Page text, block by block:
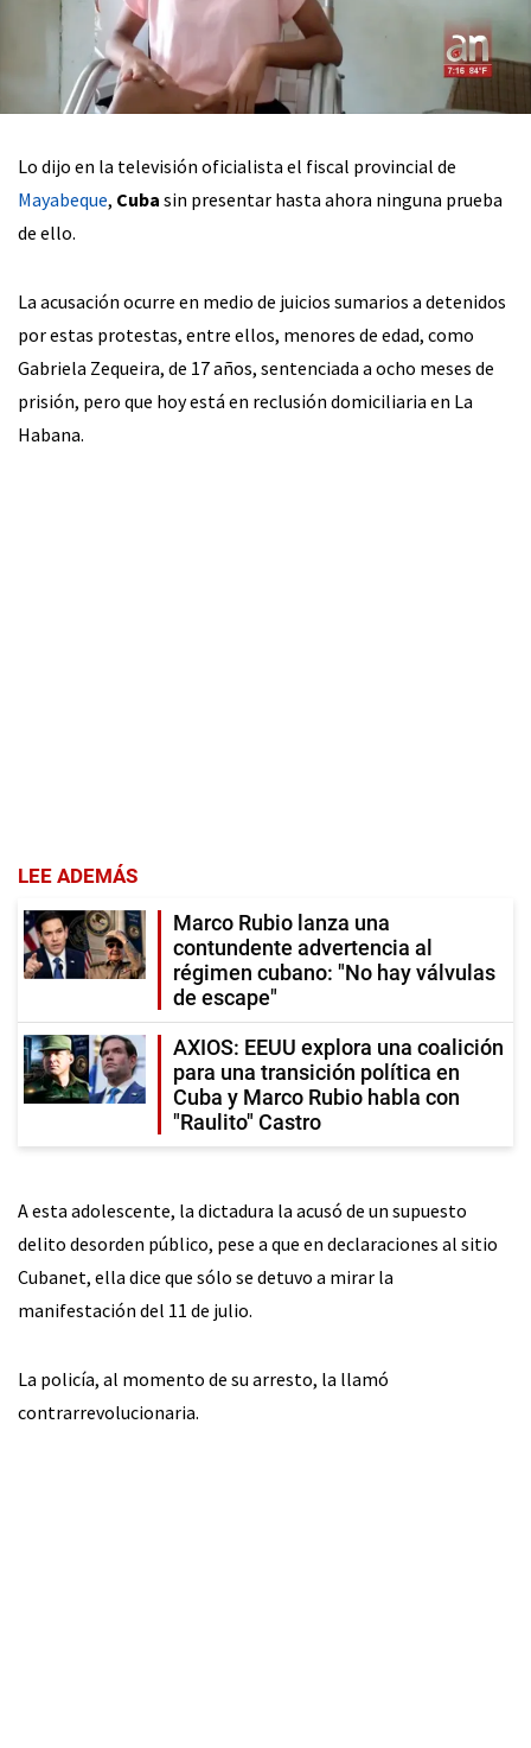
Lo dijo en la televisión oficialista el fiscal provincial de
Mayabeque, Cuba sin presentar hasta ahora ninguna prueba
de ello.
La acusación ocurre en medio de juicios sumarios a detenidos
por estas protestas, entre ellos, menores de edad, como
Gabriela Zequeira, de 17 años, sentenciada a ocho meses de
prisión, pero que hoy está en reclusión domiciliaria en La
Habana.
LEE ADEMÁS
Marco Rubio lanza una
contundente advertencia al
régimen cubano: "No hay válvulas
de escape"
AXIOS: EEUU explora una coalición
para una transición política en
Cuba y Marco Rubio habla con
"Raulito" Castro
A esta adolescente, la dictadura la acusó de un supuesto
delito desorden público, pese a que en declaraciones al sitio
Cubanet, ella dice que sólo se detuvo a mirar la
manifestación del 11 de julio.
La policía, al momento de su arresto, la llamó
contrarrevolucionaria.